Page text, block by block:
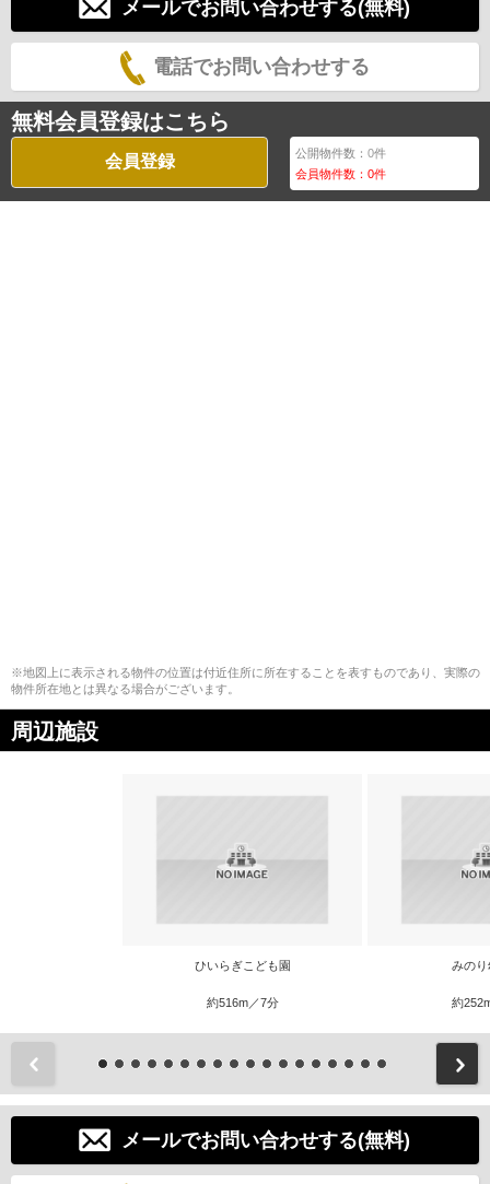
メールでお問い合わせする(無料)
電話でお問い合わせする
無料会員登録はこちら
会員登録 公開物件数：0件
会員物件数：0件
※地図上に表示される物件の位置は付近住所に所在することを表すものであり、実際の
物件所在地とは異なる場合がございます。
周辺施設
ひいらぎこども園
約516m／7分
みのり
約
メールでお問い合わせする(無料)